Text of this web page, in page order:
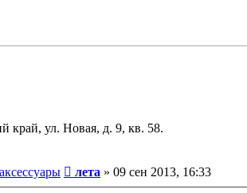
край, ул. Новая, д. 9, кв. 58.
Сообщение
лета » 09 сен 2013, 16:33